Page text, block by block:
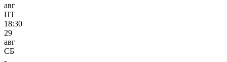
авг
ПТ
18:30
29
авг
СБ
-